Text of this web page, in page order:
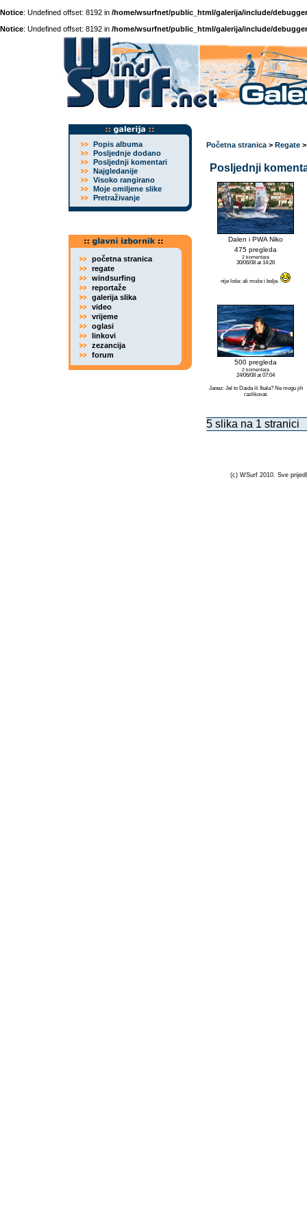
Notice: Undefined offset: 8192 in /home/wsurfnet/public_html/galerija/include/
Notice: Undefined offset: 8192 in /home/wsurfnet/public_html/galerija/include/
Popis albuma
Posljednje dodano
Posljednji komentari
Najgledanije
Visoko rangirano
Moje omiljene slike
Pretraživanje
početna stranica
regate
windsurfing
reportaže
galerija slika
video
vrijeme
oglasi
linkovi
zezancija
forum
Početna stranica > Regate
Posljednji
Dalen i PWA Niko
475 pregleda
2 komentara
30/06/08 at 14:26
nije loše: ali može i bolje.
500 pregleda
2 komentara
24/06/08 at 07:04
Janez: Jel to Daida ili Ibala? Ne mogu jih
razlikovat.
5 slika na 1 stranici
(c) WSurf 2010. Sve